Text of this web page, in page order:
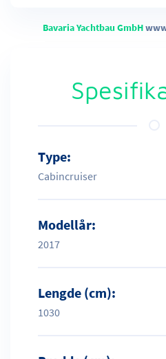
Bavaria Yachtbau GmbH
Type:
Cabincruiser
Modellår:
2017
Lengde (cm):
1030